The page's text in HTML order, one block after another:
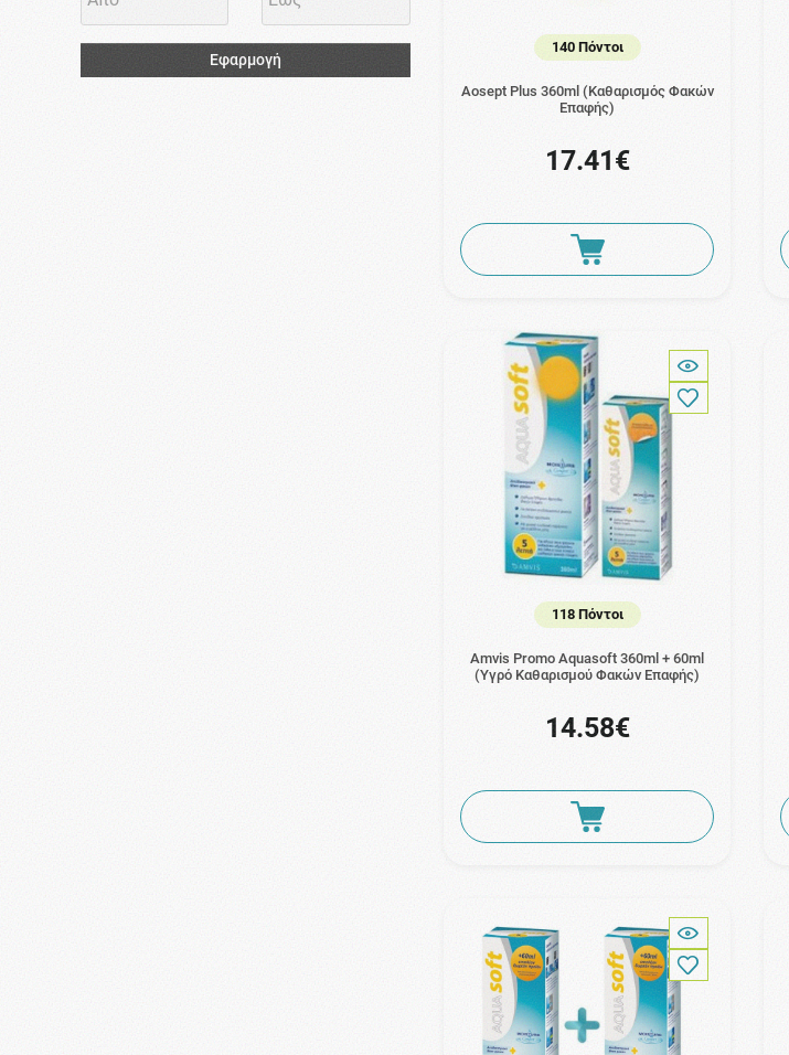
Εφαρμογή
140 Πόντοι
Aosept Plus 360ml (Καθαρισμός Φακών
Επαφής)
17.41€
118 Πόντοι
Amvis Promo Aquasoft 360ml + 60ml
(Υγρό Καθαρισμού Φακών Επαφής)
14.58€